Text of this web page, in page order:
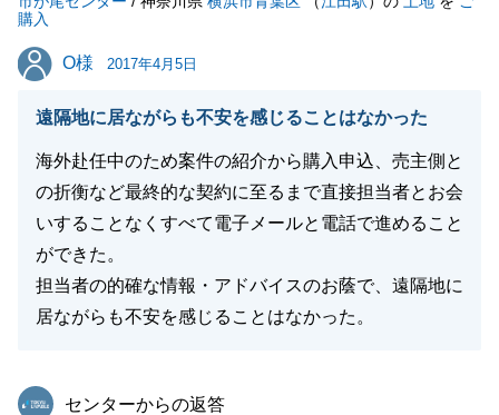
購入
O様
O様 2017年4月5日
遠隔地に居ながらも不安を感じることはなかった
海外赴任中のため案件の紹介から購入申込、売主側と
の折衡など最終的な契約に至るまで直接担当者とお会
いすることなくすべて電子メールと電話で進めること
ができた。
担当者の的確な情報・アドバイスのお蔭で、遠隔地に
居ながらも不安を感じることはなかった。
東急リバブル
センターからの返答